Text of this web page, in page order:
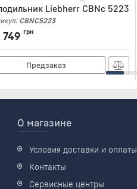
Liebherr CBNc 5223
CBNC5223
грн
Предзаказ
О магазине
Условия доставки и оплаты
Контакты
Сервисные центры